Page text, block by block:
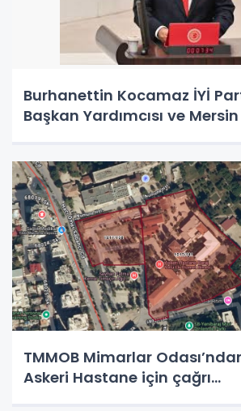
Burhanettin Kocamaz İYİ
Başkan Yardımcısı ve
TMMOB Mimarlar
Askeri Hastane için çağrı…